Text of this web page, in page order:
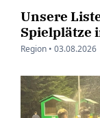
Unsere
Spielplätze
Region • 03.08.2026